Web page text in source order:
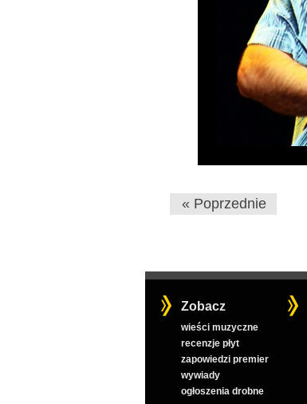
« Poprzednie
Zobacz
wieści muzyczne
recenzje płyt
zapowiedzi premier
wywiady
ogłoszenia drobne